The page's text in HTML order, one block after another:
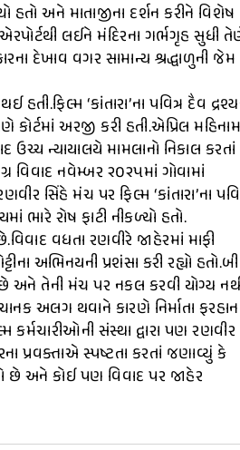
હતો અને માતાજીના દર્શન કરીને વિશેષ
લઈને મંદિરના ગર્ભગૃહ સુધી
દેખાવ વગર સામાન્ય શ્રદ્ધાળુની જેમ
‘કાંતારા’ના પવિત્ર દૈવ
કોર્ટમાં અરજી કરી હતી.એપ્રિલ
ઉચ્ચ ન્યાયાલયે મામલાનો નિકાલ કરતાં
વિવાદ નવેમ્બર ૨૦૨૫માં ગોવામાં
સિંહે મંચ પર ફિલ્મ ‘કાંતારા’ના
ભારે રોષ ફાટી નીકળ્યો હતો.
વધતા રણવીરે જાહેરમાં માફી
અભિનયની પ્રશંસા કરી રહ્યો
અને તેની મંચ પર નકલ કરવી યોગ્ય
અલગ થવાને કારણે નિર્માતા ફરહાન
સંસ્થા દ્વારા પણ રણવીર
પ્રવક્તાએ સ્પષ્ટતા કરતાં જણાવ્યું કે
છે અને કોઈ પણ વિવાદ પર જાહેર